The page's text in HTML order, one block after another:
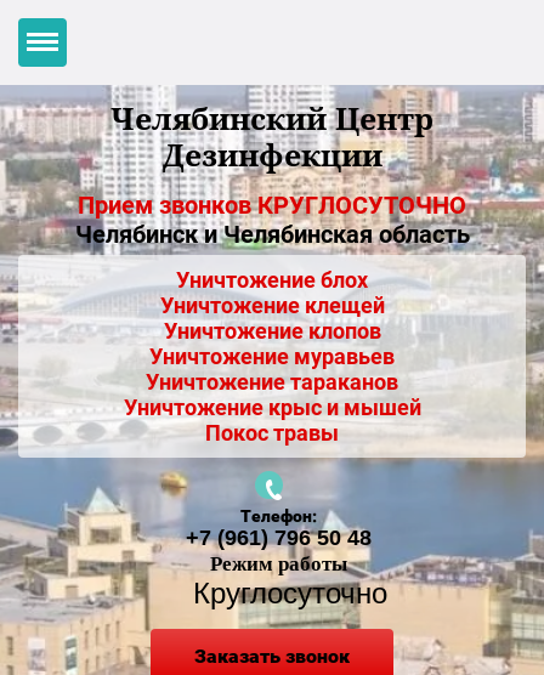
Челябинский Центр
Дезинфекции
Прием звонков КРУГЛОСУТОЧНО
Челябинск и Челябинская область
Уничтожение блох
Уничтожение клещей
Уничтожение клопов
Уничтожение муравьев
Уничтожение тараканов
Уничтожение крыс и мышей
Покос травы
Телефон:
+7 (961) 796 50 48
Режим работы
Круглосуточно
Заказать звонок